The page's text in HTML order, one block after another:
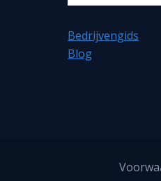
Bedrijvengids
Blog